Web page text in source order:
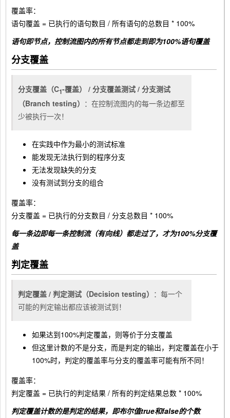
覆盖率：
语句覆盖 = 已执行的语句数目 / 所有语句的总数目 * 100%
语句即节点，控制流图内的所有节点都走到即为100%语句覆盖
分支覆盖
分支覆盖（C1-覆盖） / 分支覆盖测试 / 分支测试
（Branch testing） ：在控制流图内的每一条边都至
少被执行一次！
在实践中作为最小的测试标准
能发现无法执行到的程序分支
无法发现缺失的分支
没有测试到分支的组合
覆盖率：
分支覆盖 = 已执行的分支数目 / 分支总数目 * 100%
每一条边即每一条控制流（有向线）都走过了，才为100%分支覆
盖
判定覆盖
判定覆盖 / 判定测试（Decision testing） ：每一个
可能的判定输出都应该被测试到！
如果达到100%判定覆盖，则等价于分支覆盖
但这里计数的不是分支，而是判定的输出，判定覆盖在小于
100%时，判定的覆盖率与分支的覆盖率可能有所不同！
覆盖率：
判定覆盖 = 已执行的判定结果 / 所有的判定结果总数 * 100%
判定覆盖计数的是判定的结果，即布尔值true和false的个数